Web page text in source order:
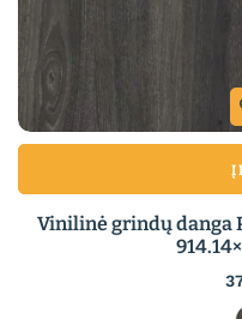
Į
Vinilinė grindų danga